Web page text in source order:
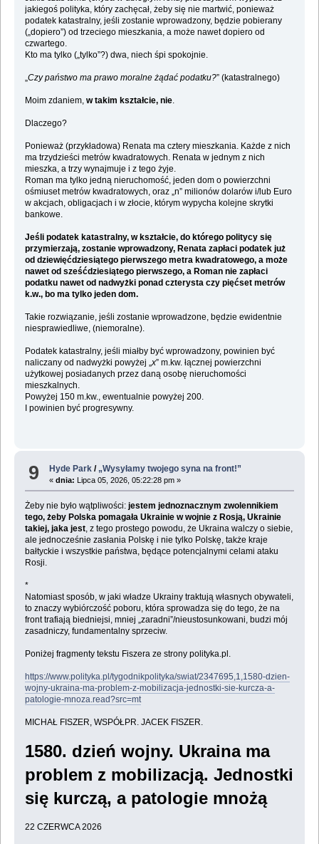
jakiegoś polityka, który zachęcał, żeby się nie martwić, ponieważ
podatek katastralny, jeśli zostanie wprowadzony, będzie pobierany
(„dopiero”) od trzeciego mieszkania, a może nawet dopiero od
czwartego.
Kto ma tylko („tylko”?) dwa, niech śpi spokojnie.
Czy państwo ma prawo moralne żądać podatku?” (katastralnego)
Moim zdaniem, w takim kształcie, nie.
Dlaczego?
Ponieważ (przykładowa) Renata ma cztery mieszkania. Każde z nich
ma trzydzieści metrów kwadratowych. Renata w jednym z nich
mieszka, a trzy wynajmuje i z tego żyje.
Roman ma tylko jedną nieruchomość, jeden dom o powierzchni
ośmiuset metrów kwadratowych, oraz „n” milionów dolarów i/lub Euro
w akcjach, obligacjach i w złocie, którym wypycha kolejne skrytki
bankowe.
Jeśli podatek katastralny, w kształcie, do którego politycy się
przymierzają, zostanie wprowadzony, Renata zapłaci podatek już
od dziewięćdziesiątego pierwszego metra kwadratowego, a może
nawet od sześćdziesiątego pierwszego, a Roman nie zapłaci
podatku nawet od nadwyżki ponad czterysta czy pięćset metrów
k.w., bo ma tylko jeden dom.
Takie rozwiązanie, jeśli zostanie wprowadzone, będzie ewidentnie
niesprawiedliwe, (niemoralne).
Podatek katastralny, jeśli miałby być wprowadzony, powinien być
naliczany od nadwyżki powyżej „ x” m.kw. łącznej powierzchni
użytkowej posiadanych przez daną osobę nieruchomości
mieszkalnych.
Powyżej 150 m.kw., ewentualnie powyżej 200.
I powinien być progresywny.
9 Hyde Park / „Wysyłamy twojego syna na front!”
«dnia: Lipca 05, 2026, 05:22:28 pm »
Żeby nie było wątpliwości: jestem jednoznacznym zwolennikiem
tego, żeby Polska pomagała Ukrainie w wojnie z Rosją, Ukrainie
takiej, jaka jest, z tego prostego powodu, że Ukraina walczy o siebie,
ale jednocześnie zasłania Polskę i nie tylko Polskę, także kraje
bałtyckie i wszystkie państwa, będące potencjalnymi celami ataku
Rosji.
*
Natomiast sposób, w jaki władze Ukrainy traktują własnych obywateli,
to znaczy wybiórczość poboru, która sprowadza się do tego, że na
front trafiają biedniejsi, mniej „zaradni”/nieustosunkowani, budzi mój
zasadniczy, fundamentalny sprzeciw.
Poniżej fragmenty tekstu Fiszera ze strony polityka.pl.
https://www.polityka.pl/tygodnikpolityka/swiat/2347695,1,1580-dzien-
wojny-ukraina-ma-problem-z-mobilizacja-jednostki-sie-kurcza-a-
patologie-mnoza.read?src=mt
MICHAŁ FISZER, WSPÓŁPR. JACEK FISZER.
1580. dzień wojny. Ukraina ma
problem z mobilizacją. Jednostki
się kurczą, a patologie mnożą
22 CZERWCA 2026